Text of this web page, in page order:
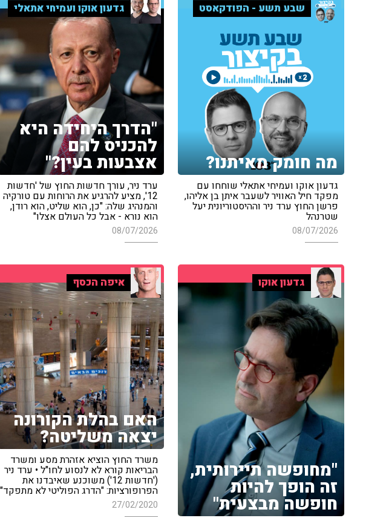
שבע תשע - הפודקאסט
מה חומק מאיתנו?
גדעון אוקו ועמיחי אתאלי שוחחו עם
מפקד חיל האוויר לשעבר איתן בן אליהו,
פרשן החוץ ערד ניר וההיסטוריונית יעל
שטרנהל
08/07/2026
גדעון אוקו ועמיחי אתאלי
"הדרך היחידה היא
להכניס להם
אצבעות בעין?"
ערד ניר, עורך חדשות החוץ של 'חדשות
12', מציע להרגיע את הרוחות עם טורקיה
והמנהיג שלה: "כן, הוא שליט, הוא רודן,
הוא נורא - אבל כל העולם אצלו"
08/07/2026
גדעון אוקו
"מחופשה תיירותית,
זה הופך להיות
חופשה מבצעית"
איפה הכסף
האם בהלת הקורונה
יצאה משליטה?
משרד החוץ הוציא אזהרת מסע ומשרד
הבריאות קורא לא לנסוע לחו"ל • ערד ניר
('חדשות 12') משוכנע שאיבדנו את
הפרופורציות: "הדרג הפוליטי לא מתפקד"
27/02/2020